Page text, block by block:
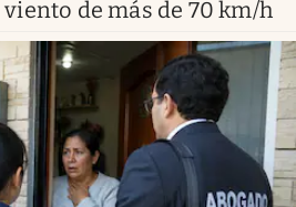
de más de 70 km/h